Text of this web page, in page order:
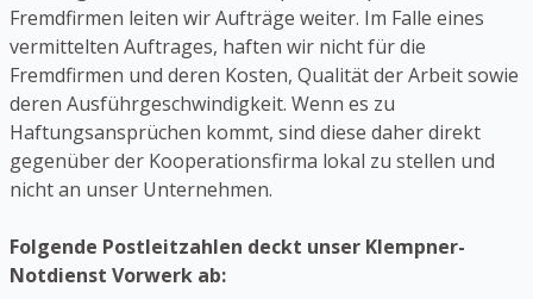
Fremdfirmen leiten wir Aufträge weiter. Im Falle eines
vermittelten Auftrages, haften wir nicht für die
Fremdfirmen und deren Kosten, Qualität der Arbeit sowie
deren Ausführgeschwindigkeit. Wenn es zu
Haftungsansprüchen kommt, sind diese daher direkt
gegenüber der Kooperationsfirma lokal zu stellen und
nicht an unser Unternehmen.
Folgende Postleitzahlen deckt unser Klempner-
Notdienst Vorwerk ab: